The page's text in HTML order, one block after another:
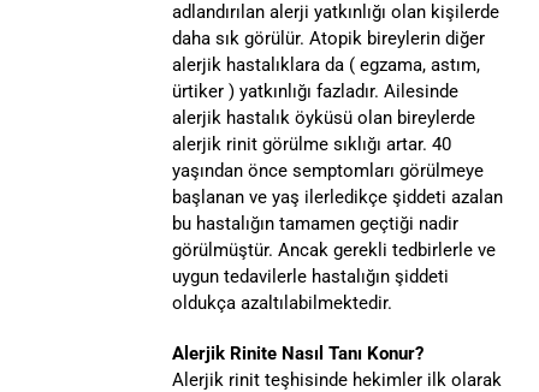
adlandırılan alerji yatkınlığı olan kişilerde
daha sık görülür. Atopik bireylerin diğer
alerjik hastalıklara da ( egzama, astım,
ürtiker ) yatkınlığı fazladır. Ailesinde
alerjik hastalık öyküsü olan bireylerde
alerjik rinit görülme sıklığı artar. 40
yaşından önce semptomları görülmeye
başlanan ve yaş ilerledikçe şiddeti azalan
bu hastalığın tamamen geçtiği nadir
görülmüştür. Ancak gerekli tedbirlerle ve
uygun tedavilerle hastalığın şiddeti
oldukça azaltılabilmektedir.
Alerjik Rinite Nasıl Tanı Konur?
Alerjik rinit teşhisinde hekimler ilk olarak